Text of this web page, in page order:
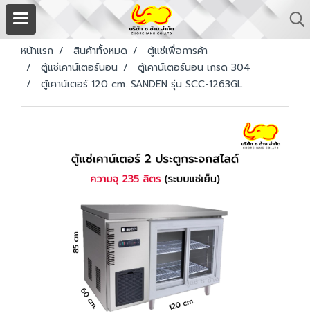
หน้าแรก สินค้าทั้งหมด
ตู้แช่เพื่อการค้า
ตู้แช่เคาน์เตอร์นอน
ตู้เคาน์เตอร์นอน เกรด 304
ตู้เคาน์เตอร์ 120 cm. SANDEN รุ่น SCC-1263GL